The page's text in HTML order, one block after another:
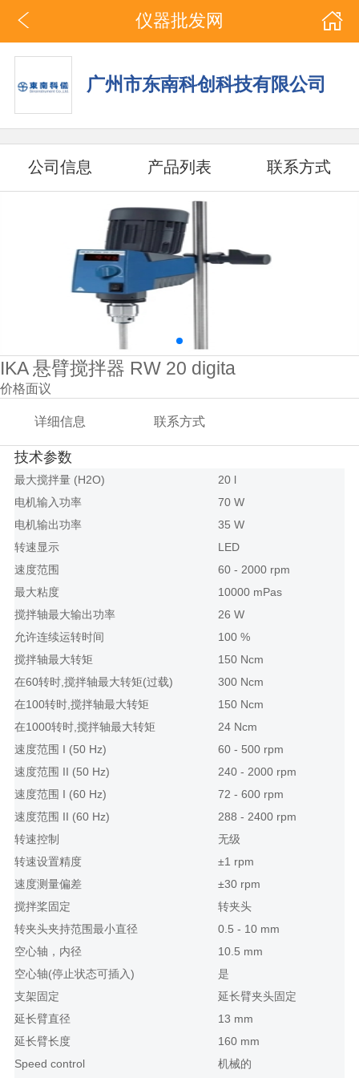
仪器批发网
广州市东南科创科技有限公司
公司信息 产品列表 联系方式
IKA 悬臂搅拌器 RW 20 digita
价格面议
详细信息 联系方式
技术参数
最大搅拌量 (H2O)
20 l
电机输入功率
70 W
电机输出功率
35 W
转速显示
LED
速度范围
60 - 2000 rpm
最大粘度
10000 mPas
搅拌轴最大输出功率
26 W
允许连续运转时间
100 %
搅拌轴最大转矩
150 Ncm
在60转时,搅拌轴最大转矩(过载)
300 Ncm
在100转时,搅拌轴最大转矩
150 Ncm
在1000转时,搅拌轴最大转矩
24 Ncm
速度范围 I (50 Hz)
60 - 500 rpm
速度范围 II (50 Hz)
240 - 2000 rpm
速度范围 I (60 Hz)
72 - 600 rpm
速度范围 II (60 Hz)
288 - 2400 rpm
转速控制
无级
转速设置精度
±1 rpm
速度测量偏差
±30 rpm
搅拌桨固定
转夹头
转夹头夹持范围最小直径
0.5 - 10 mm
空心轴，内径
10.5 mm
空心轴(停止状态可插入)
是
支架固定
延长臂夹头固定
延长臂直径
13 mm
延长臂长度
160 mm
Speed control
机械的